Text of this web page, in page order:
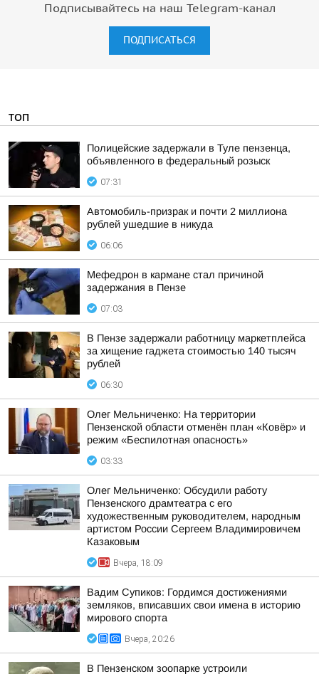
Подписывайтесь на наш Telegram-канал
ПОДПИСАТЬСЯ
ТОП
Полицейские задержали в Туле пензенца,
объявленного в федеральный розыск
07:31
Автомобиль-призрак и почти 2 миллиона
рублей ушедшие в никуда
06:06
Мефедрон в кармане стал причиной
задержания в Пензе
07:03
В Пензе задержали работницу маркетплейса
за хищение гаджета стоимостью 140 тысяч
рублей
06:30
Олег Мельниченко: На территории
Пензенской области отменён план «Ковёр» и
режим «Беспилотная опасность»
03:33
Олег Мельниченко: Обсудили работу
Пензенского драмтеатра с его
художественным руководителем, народным
артистом России Сергеем Владимировичем
Казаковым
Вчера, 18:09
Вадим Супиков: Гордимся достижениями
земляков, вписавших свои имена в историю
мирового спорта
Вчера, 20:26
В Пензенском зоопарке устроили